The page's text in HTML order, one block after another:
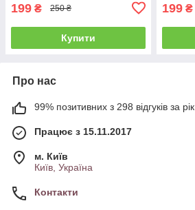
199 ₴ 250 ₴
Купити
199 ₴
Про нас
99% позитивних з 298 відгуків за рік
Працює з 15.11.2017
м. Київ
Київ, Україна
Контакти